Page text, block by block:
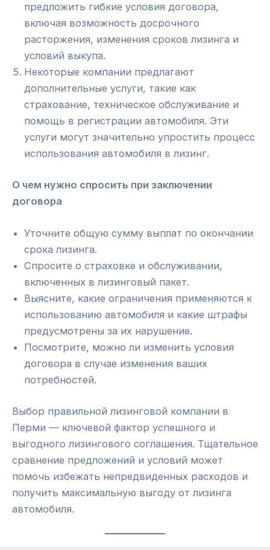
предложить гибкие условия договора,
включая возможность досрочного
расторжения, изменения сроков лизинга и
условий выкупа.
Некоторые компании предлагают
дополнительные услуги, такие как
страхование, техническое обслуживание и
помощь в регистрации автомобиля. Эти
услуги могут значительно упростить процесс
использования автомобиля в лизинг.
О чем нужно спросить при заключении
договора
Уточните общую сумму выплат по окончании
срока лизинга.
Спросите о страховке и обслуживании,
включенных в лизинговый пакет.
Выясните, какие ограничения применяются к
использованию автомобиля и какие штрафы
предусмотрены за их нарушение.
Посмотрите, можно ли изменить условия
договора в случае изменения ваших
потребностей.
Выбор правильной лизинговой компании в
Перми — ключевой фактор успешного и
выгодного лизингового соглашения. Тщательное
сравнение предложений и условий может
помочь избежать непредвиденных расходов и
получить максимальную выгоду от лизинга
автомобиля.